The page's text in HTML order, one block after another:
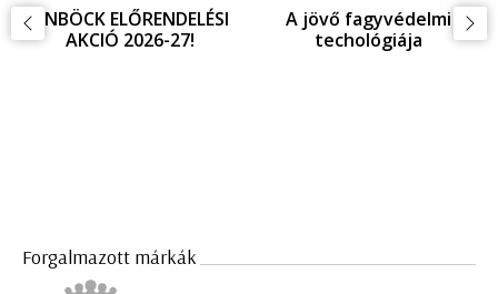
EINBÖCK INNOVÁCIOÓ,
ujdonságok az
Fagykár megelőzés,
fagyvédelem
Forgalmazott márkák